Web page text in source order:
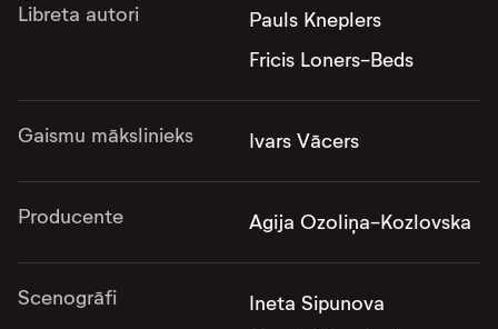
Libreta autori
Pauls Kneplers
Fricis Loners-Beds
Gaismu mākslinieks Ivars Vācers
Producente Agija Ozoliņa-Kozlovska
Scenogrāfi
Ineta Sipunova